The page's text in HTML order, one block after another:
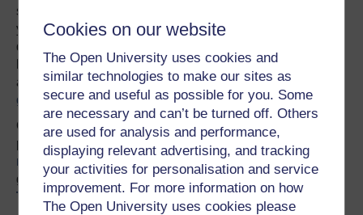
Cookies on our website
The Open University uses cookies and
similar technologies to make our sites as
secure and useful as possible for you. Some
are necessary and can’t be turned off. Others
are used for analysis and performance,
displaying relevant advertising, and tracking
your activities for personalisation and service
improvement. For more information on how
The Open University uses cookies please
sydd yn rheswm pam eich bod angen Prifysgol y gallwch
ymddiried ynddi. Rydym wedi arloesi dysgu o bell ers
dros 50 o flynyddoedd, gan ddod â phrifysgol i chi lle
bynnag yr ydych fel eich bod yn gallu ffitio astudiaeth o
amgylch eich bywyd. Cymerwch gipolwgar holl
gyrsiau’r Brifysgol Agored.
Os nad oes gennych lawer o brofiad o astudiaeth lefel
prifysgol, darllenwch ein canllaw ar
Ble i fynd â’ch dysg
nesaf
, neu dysgwch ragor am y mathau o gymwysterau a
gynigiwn, yn cynnwys
modiwlau Mynediad
TystysgrifauaChyrsiau Byr lefel mynediad.